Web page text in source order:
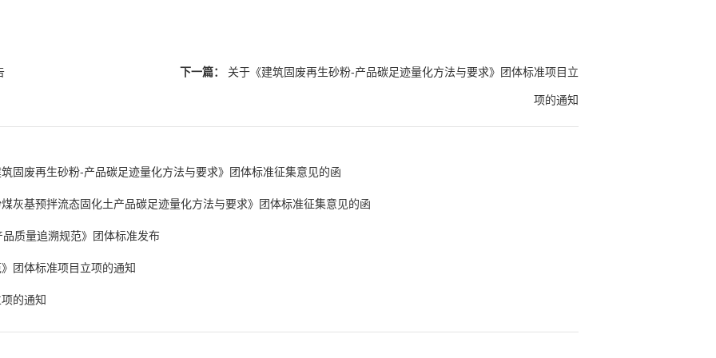
下一篇： 关于《建筑固废再生砂粉-产品碳足迹量化方法与要求》团体标准项目立
项的通知
固废再生砂粉-产品碳足迹量化方法与要求》团体标准征集意见的函
灰基预拌流态固化土产品碳足迹量化方法与要求》团体标准征集意见的函
质量追溯规范》团体标准发布
团体标准项目立项的通知
的通知